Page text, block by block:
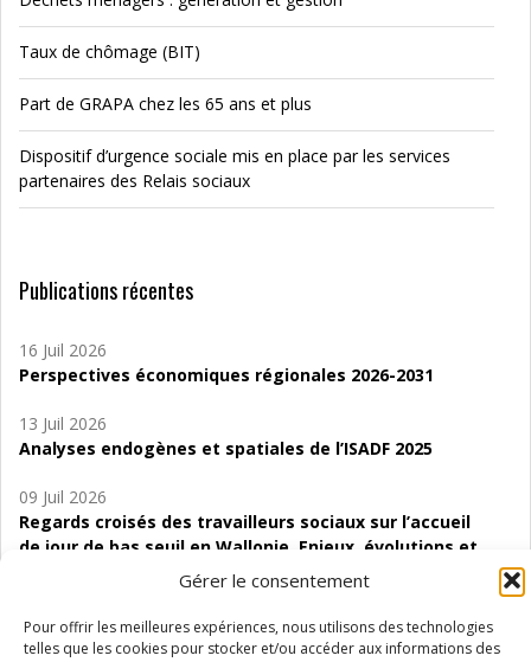
Gérer le consentement
Pour offrir les meilleures expériences, nous utilisons des technologies
telles que les cookies pour stocker et/ou accéder aux informations des
Taux de chômage (BIT)
Part de GRAPA chez les 65 ans et plus
Dispositif d’urgence sociale mis en place par les services
partenaires des Relais sociaux
Publications récentes
16 Juil 2026
Perspectives économiques régionales 2026-2031
13 Juil 2026
Analyses endogènes et spatiales de l’ISADF 2025
09 Juil 2026
Regards croisés des travailleurs sociaux sur l’accueil
de jour de bas seuil en Wallonie. Enjeux, évolutions et
06 Juil 2026
Étude d’évaluabilité des Structures